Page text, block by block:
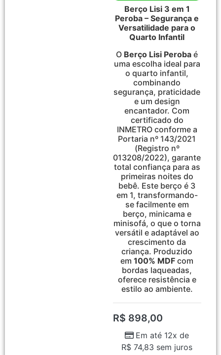
Berço Lisi 3 em 1
Peroba – Segurança e
Versatilidade para o
Quarto Infantil
O Berço Lisi Peroba é
uma escolha ideal para
o quarto infantil,
combinando
segurança, praticidade
e um design
encantador. Com
certificado do
INMETRO conforme a
Portaria nº 143/2021
(Registro nº
013208/2022), garante
total confiança para as
primeiras noites do
bebê. Este berço é 3
em 1, transformando-
se facilmente em
berço, minicama e
minisofá, o que o torna
versátil e adaptável ao
crescimento da
criança. Produzido
em100% MDF com
bordas laqueadas,
oferece resistência e
estilo ao ambiente.
R$ 898,00
Em até 12x de
R$ 74,83 sem juros